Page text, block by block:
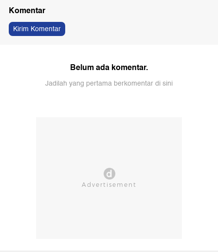
Komentar
Kirim Komentar
Belum ada komentar.
Jadilah yang pertama berkomentar di sini